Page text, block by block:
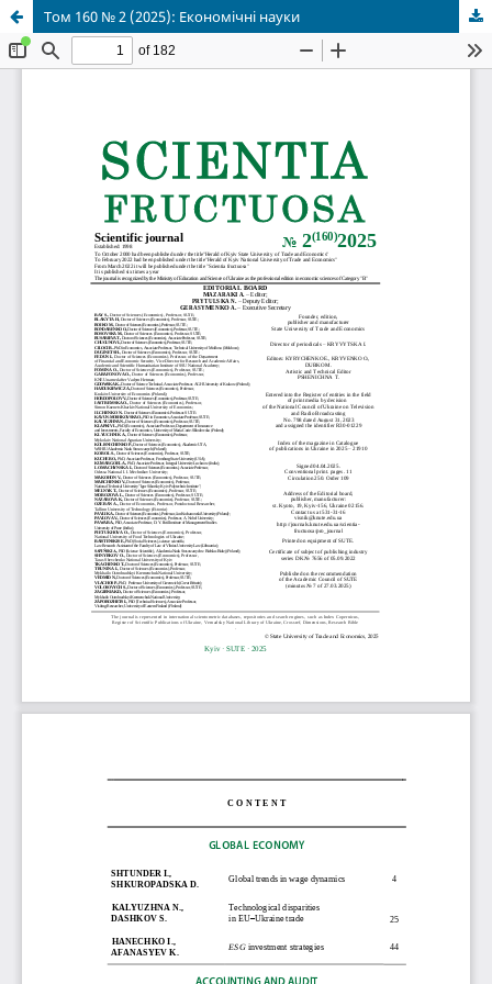
Том 160 № 2 (2025): Економічні науки